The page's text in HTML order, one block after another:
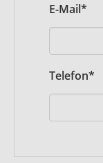
Pflichtfeld
E-Mail*
Pflichtfeld
Telefon*